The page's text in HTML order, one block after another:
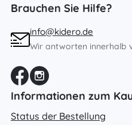
Brauchen Sie Hilfe?
info@kidero.de
Wir antworten innerhalb
Informationen zum
Status der Bestellung